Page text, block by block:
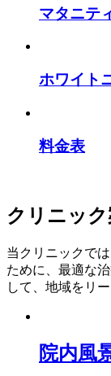
マタニテ
ホワイト
料金表
クリニック
当クリニックで
ために、最適な
して、地域をリ
院内風